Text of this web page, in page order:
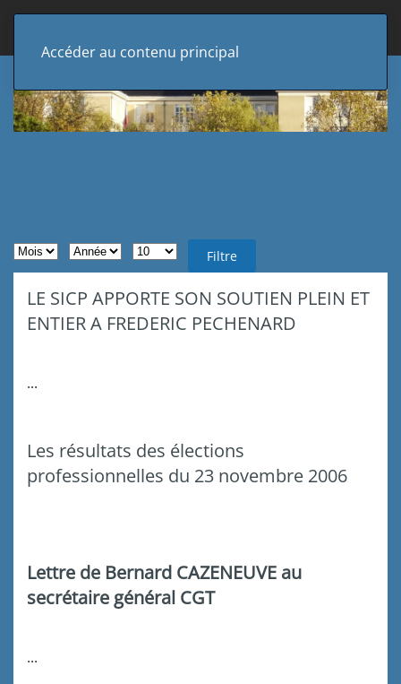
Accéder au contenu principal
Filtres de recherche
Mois Année Afficher # Filtre
LE SICP APPORTE SON SOUTIEN PLEIN ET
ENTIER A FREDERIC PECHENARD
...
Les résultats des élections
professionnelles du 23 novembre 2006
Lettre de Bernard CAZENEUVE au
secrétaire général CGT
...